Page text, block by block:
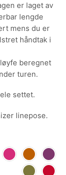
er laget av
lengde
mens du er
håndtak i
beregnet
turen.
settet.
linepose.